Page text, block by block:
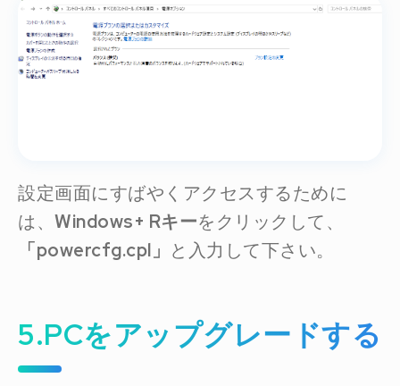
設定画面にすばやくアクセスするために
は、 Windows+ Rキーをクリックして、
「powercfg.cpl」 と入力して下さい。
5.PCをアップグレードする